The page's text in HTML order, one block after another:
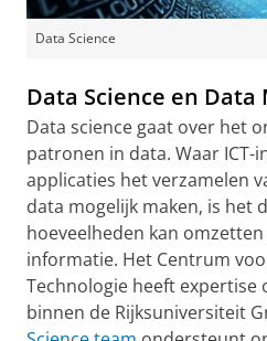
Data Science
Data Science en
Data science gaat over het
patronen in data. Waar
applicaties het verzamelen
data mogelijk maken, is het
hoeveelheden kan
informatie. Het Centrum
Technologie heeft expertise
binnen de Rijksuniversiteit